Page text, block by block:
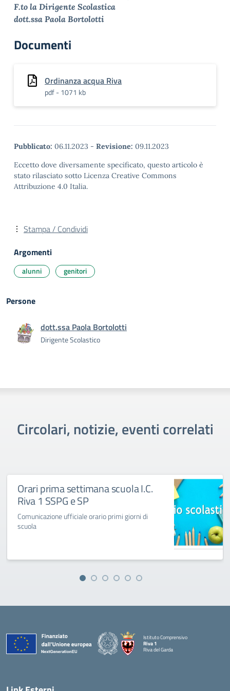
F.to la Dirigente Scolastica
dott.ssa Paola Bortolotti
Documenti
Ordinanza acqua Riva
pdf - 1071 kb
Pubblicato: 06.11.2023 - Revisione: 09.11.2023
Eccetto dove diversamente specificato, questo articolo è
stato rilasciato sotto Licenza Creative Commons
Attribuzione 4.0 Italia.
Stampa / Condividi
Argomenti
alunni genitori
Persone
dott.ssa Paola Bortolotti
Dirigente Scolastico
Circolari, notizie, eventi correlati
Orari prima settimana scuola I.C.
Riva 1 SSPG e SP
Comunicazione ufficiale orario primi giorni di
scuola
Istituto Comprensivo
Riva 1
Riva del Garda